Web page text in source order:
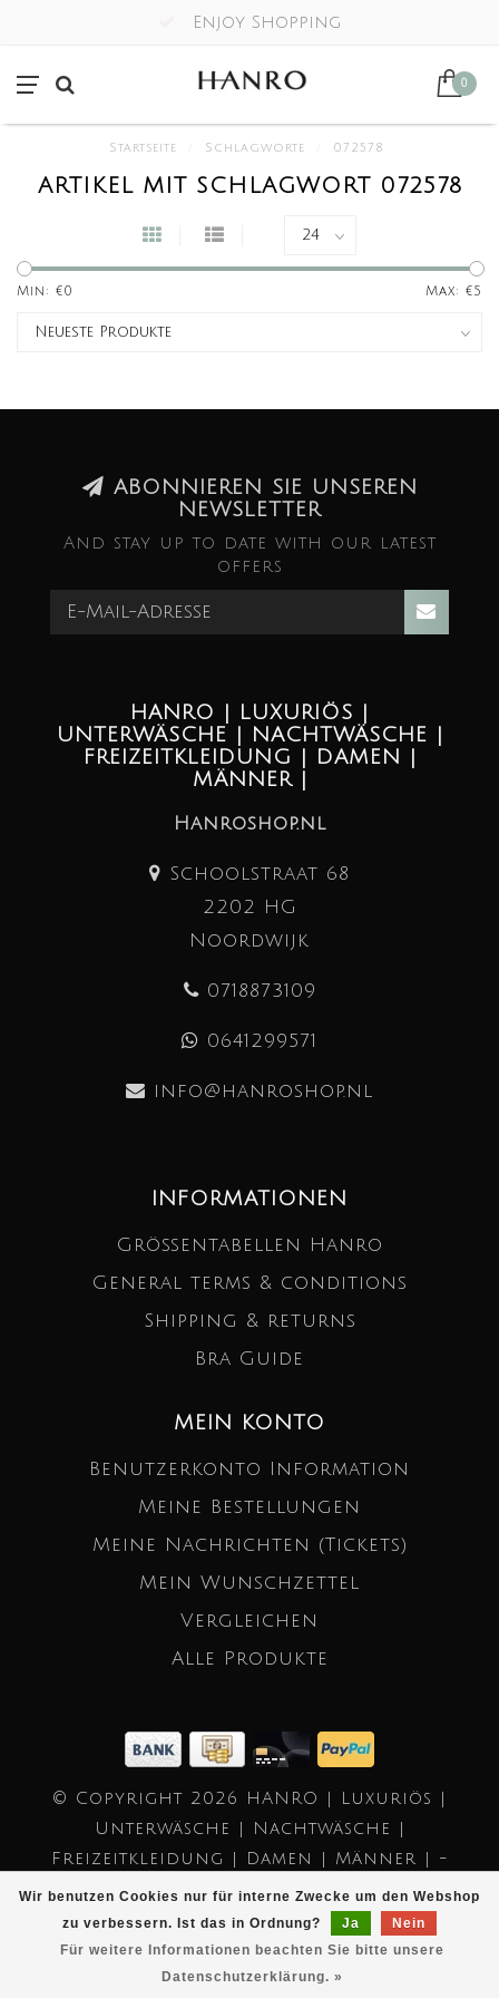
Enjoy Shopping
0
Startseite Schlagworte 072578
ARTIKEL MIT SCHLAGWORT 072578
Min: €0 Max: €5
Wir benutzen Cookies nur für interne Zwecke um den Webshop
zu verbessern. Ist das in Ordnung?
Ja
Nein
Für weitere Informationen beachten Sie bitte unsere
Datenschutzerklärung. »
ABONNIEREN SIE UNSEREN
NEWSLETTER
And stay up to date with our latest
offers
HANRO | LUXURIÖS |
UNTERWÄSCHE | NACHTWÄSCHE |
FREIZEITKLEIDUNG | DAMEN |
MÄNNER |
Hanroshop.nl
Schoolstraat 68
2202 HG
Noordwijk
0718873109
0641299571
info@hanroshop.nl
INFORMATIONEN
Größentabellen Hanro
General terms & conditions
Shipping & returns
Bra Guide
MEIN KONTO
Benutzerkonto Information
Meine Bestellungen
Meine Nachrichten (Tickets)
Mein Wunschzettel
Vergleichen
Alle Produkte
© Copyright 2026 HANRO | Luxuriös |
Unterwäsche | Nachtwäsche |
Freizeitkleidung | Damen | Männer | -
Powered by
Lightspeed
- Theme by
Dyvelopment